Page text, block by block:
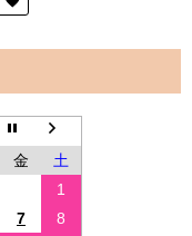
金
土
1
7
8